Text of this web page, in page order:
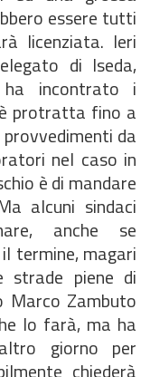
essere tutti
licenziata. Ieri
di Iseda,
ha incontrato i
protratta fino a
da
nel caso in
è di mandare
alcuni sindaci
anche se
termine, magari
strade piene di
Marco Zambuto
lo farà, ma ha
giorno per
chiederà